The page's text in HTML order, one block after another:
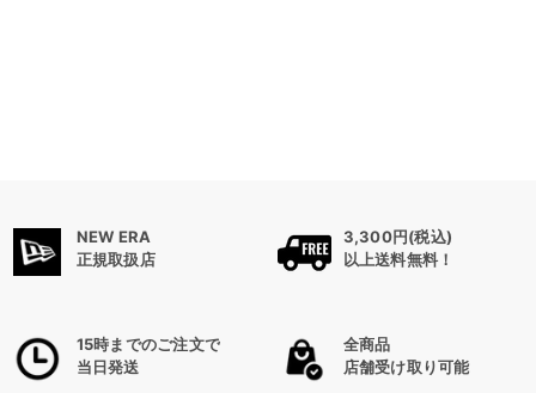
NEW ERA
正規取扱店
3,300円(税込)
以上送料無料！
15時までのご注文で
当日発送
全商品
店舗受け取り可能